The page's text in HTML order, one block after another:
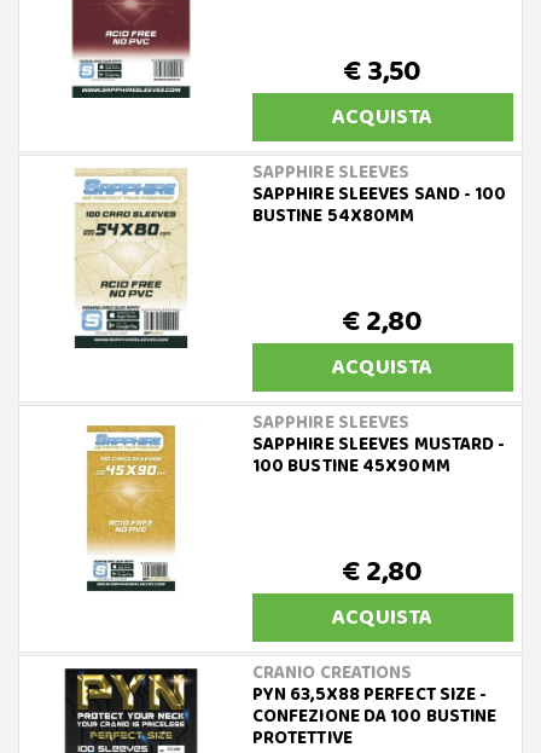
€ 3,50
ACQUISTA
SAPPHIRE SLEEVES
SAPPHIRE SLEEVES SAND - 100
BUSTINE 54X80MM
€ 2,80
ACQUISTA
SAPPHIRE SLEEVES
SAPPHIRE SLEEVES MUSTARD -
100 BUSTINE 45X90MM
€ 2,80
ACQUISTA
CRANIO CREATIONS
PYN 63,5X88 PERFECT SIZE -
CONFEZIONE DA 100 BUSTINE
PROTETTIVE